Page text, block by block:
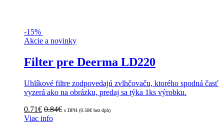
-15%
Akcie a novinky
Filter pre Deerma LD220
Uhlíkové filtre zodpovedajú zvlhčovaču, ktorého spodná časť
vyzerá ako na obrázku, predaj sa týka 1ks výrobku.
0.71€ 0.84€ s DPH (0.58€ bez dph)
Viac info